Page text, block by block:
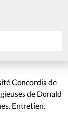
Concordia de
de Donald
Entretien.